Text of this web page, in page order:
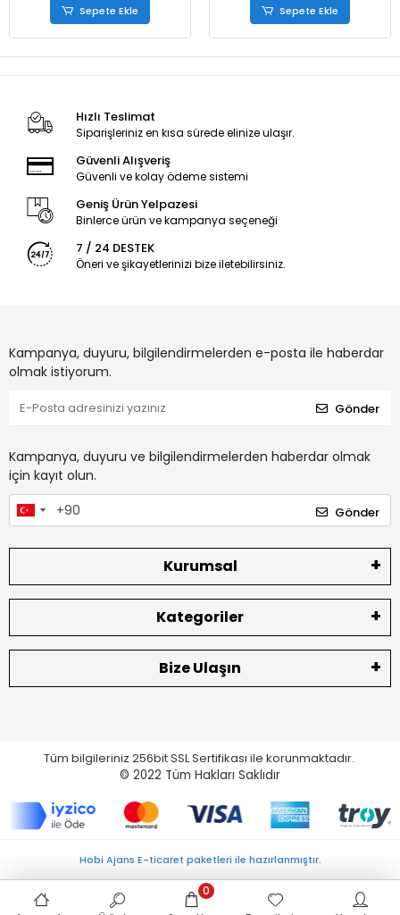
Sepete Ekle Sepete Ekle
Hızlı Teslimat
Siparişleriniz en kısa sürede elinize ulaşır.
Güvenli Alışveriş
Güvenli ve kolay ödeme sistemi
Geniş Ürün Yelpazesi
Binlerce ürün ve kampanya seçeneği
7 / 24 DESTEK
Öneri ve şikayetlerinizi bize iletebilirsiniz.
Kampanya, duyuru, bilgilendirmelerden e-posta ile haberdar
olmak istiyorum.
Gönder
Kampanya, duyuru ve bilgilendirmelerden haberdar olmak
için kayıt olun.
Gönder
Kurumsal
Kategoriler
Bize Ulaşın
Tüm bilgileriniz 256bit SSL Sertifikası ile korunmaktadır.
© 2022 Tüm Hakları Saklıdır
0
Hobi Ajans E-ticaret paketleri ile hazırlanmıştır.